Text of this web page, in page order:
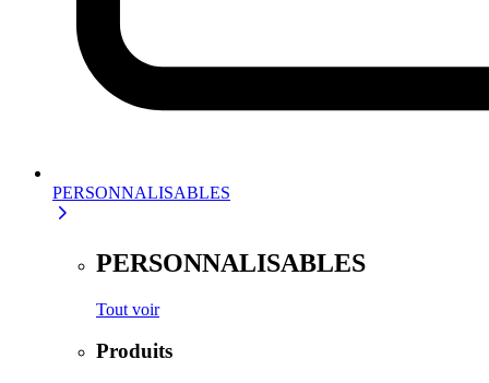
PERSONNALISABLES
PERSONNALISABLES
Tout voir
Produits